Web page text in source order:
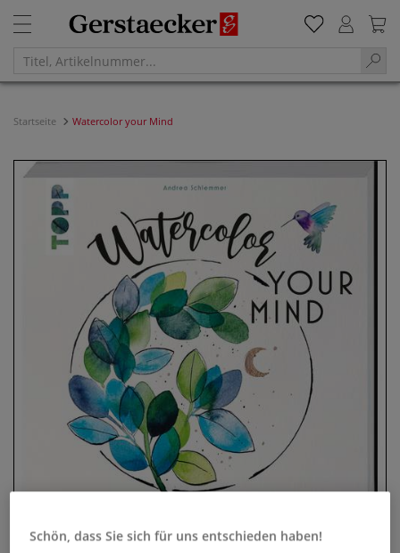
Startseite Watercolor your Mind
Schön, dass Sie sich für uns entschieden haben!